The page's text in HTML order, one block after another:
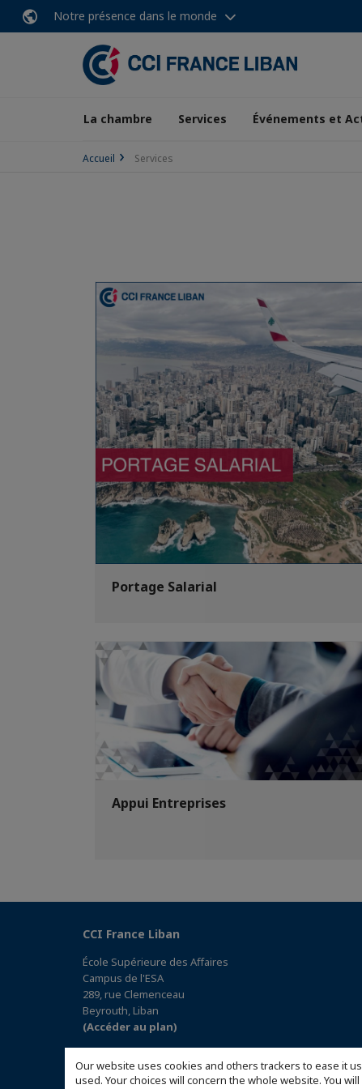
Our website uses cookies and others trackers to ease it
used. Your choices will concern the whole website. You
Notre présence dans le monde
La chambre Services Événements et
Accueil Services
Portage Salarial
Appui Entreprises
CCI France Liban
École Supérieure des Affaires
Campus de l'ESA
289, rue Clemenceau
Beyrouth, Liban
(Accéder au plan)